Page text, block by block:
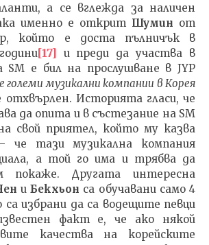
а се вглежда за наличен
именно е открит Шумин от
който е доста пълничък в
[17] и преди да участва в
SM е бил на прослушване в JYP
музикални компании в Корея
Историята гласи, че
да опита и в състезание на SM
свой приятел, който му казва
че тази музикална компания
а той го има и трябва да
Другата интересна
иБекхьон са обучавани само 4
са избрани да са водещите певци
факт е, че ако някой
качества на корейските